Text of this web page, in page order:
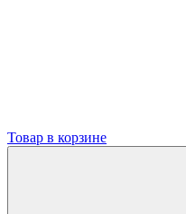
Товар в корзине